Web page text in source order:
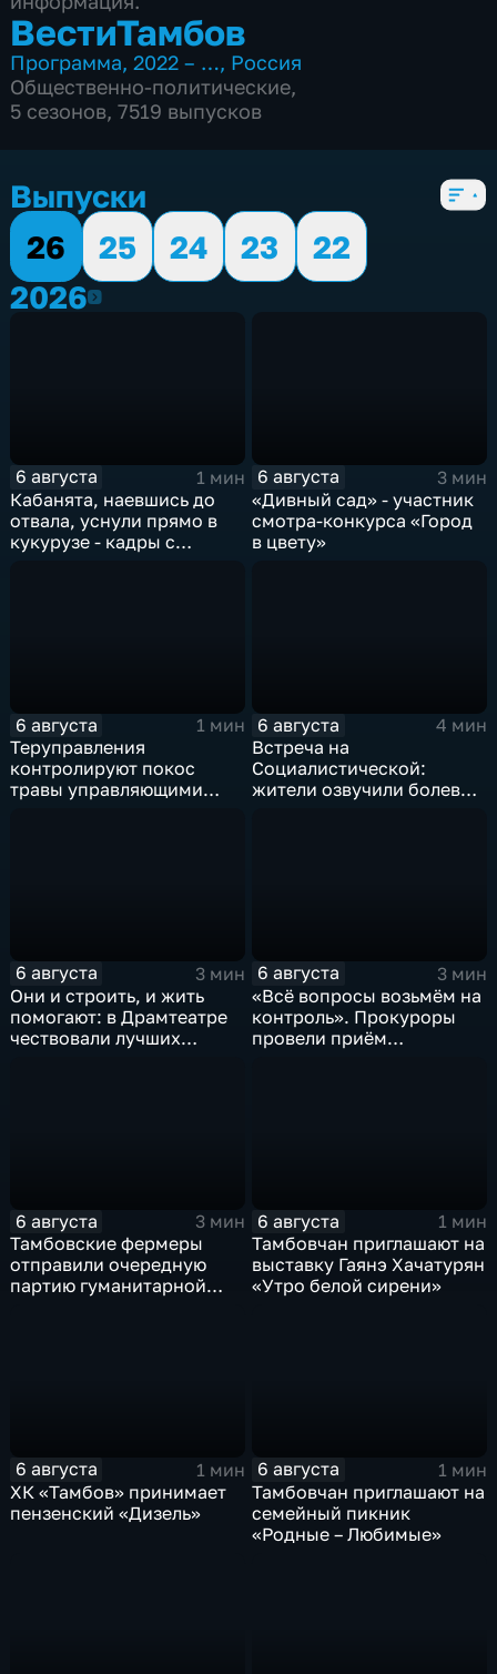
ВестиТамбов
Программа,2022 – …, Россия
Общественно-политические,
5 сезонов, 7519 выпусков
Выпуски
26
25 24 23
22
20262026
6 августа
1 мин
Кабанята, наевшись до
отвала, уснули прямо в
кукурузе - кадры с
6 августа
3 мин
«Дивный сад» - участник
смотра-конкурса «Город
в цвету»
6 августа
1 мин
Теруправления
контролируют покос
травы управляющими
6 августа
4 мин
Встреча на
Социалистической:
жители озвучили болевые
6 августа
3 мин
Они и строить, и жить
помогают: в Драмтеатре
чествовали лучших
6 августа
3 мин
«Всё вопросы возьмём на
контроль». Прокуроры
провели приём
6 августа
3 мин
Тамбовские фермеры
отправили очередную
партию гуманитарной
6 августа
1 мин
Тамбовчан приглашают на
выставку Гаянэ Хачатурян
«Утро белой сирени»
6 августа
1 мин
ХК «Тамбов» принимает
пензенский «Дизель»
6 августа
1 мин
Тамбовчан приглашают на
семейный пикник
«Родные – Любимые»